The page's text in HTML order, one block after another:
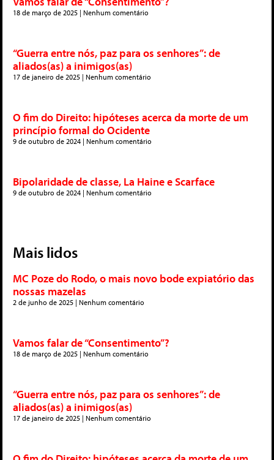
18 de março de 2025 Nenhum comentário
“Guerra entre nós, paz para os senhores”: de
aliados(as) a inimigos(as)
17 de janeiro de 2025 Nenhum comentário
O fim do Direito: hipóteses acerca da morte de um
princípio formal do Ocidente
9 de outubro de 2024 Nenhum comentário
Bipolaridade de classe, La Haine e Scarface
9 de outubro de 2024 Nenhum comentário
Mais lidos
MC Poze do Rodo, o mais novo bode expiatório das
nossas mazelas
2 de junho de 2025 Nenhum comentário
Vamos falar de “Consentimento”?
18 de março de 2025 Nenhum comentário
“Guerra entre nós, paz para os senhores”: de
aliados(as) a inimigos(as)
17 de janeiro de 2025 Nenhum comentário